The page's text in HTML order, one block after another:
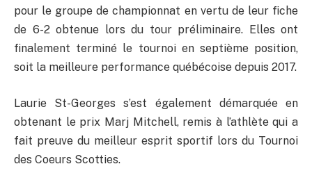
pour le groupe de championnat en vertu de leur fiche
de 6-2 obtenue lors du tour préliminaire. Elles ont
finalement terminé le tournoi en septième position,
soit la meilleure performance québécoise depuis 2017.
Laurie St-Georges s’est également démarquée en
obtenant le prix Marj Mitchell, remis à l’athlète qui a
fait preuve du meilleur esprit sportif lors du Tournoi
des Coeurs Scotties.